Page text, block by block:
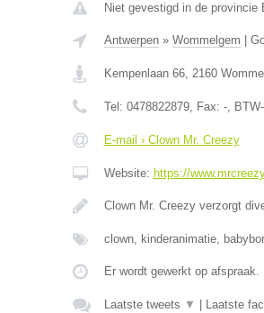
Niet gevestigd in de provincie
Antwerpen» Wommelgem
Kempenlaan 66, 2160
Tel: 0478822879, Fax: -,
E-mail › Clown Mr. Creezy
Website: https://
Clown Mr. Creezy verzorgt
clown, kinderanimatie,
Er wordt gewerkt op afspraak.
Laatste tweets ▼ Laatste